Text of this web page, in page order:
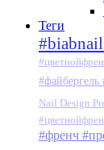
Теги
Nail Design
#френч